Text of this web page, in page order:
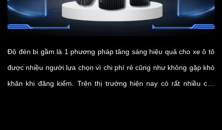
Độ đèn bi gầm là 1 phương pháp tăng sáng hiệu quả cho xe ô tô
được nhiều người lựa chọn vì chi phí rẻ cũng như không gặp khó
khăn khi đăng kiểm. Trên thị trường hiện nay có rất nhiều các